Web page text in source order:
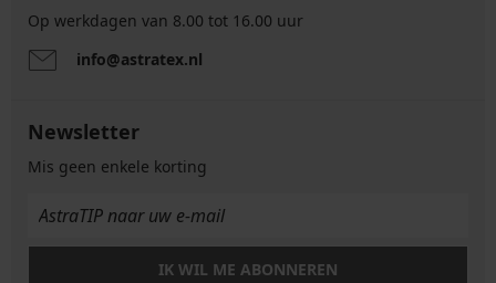
Op werkdagen van 8.00 tot 16.00 uur
info@astratex.nl
Newsletter
Mis geen enkele korting
IK WIL ME ABONNEREN